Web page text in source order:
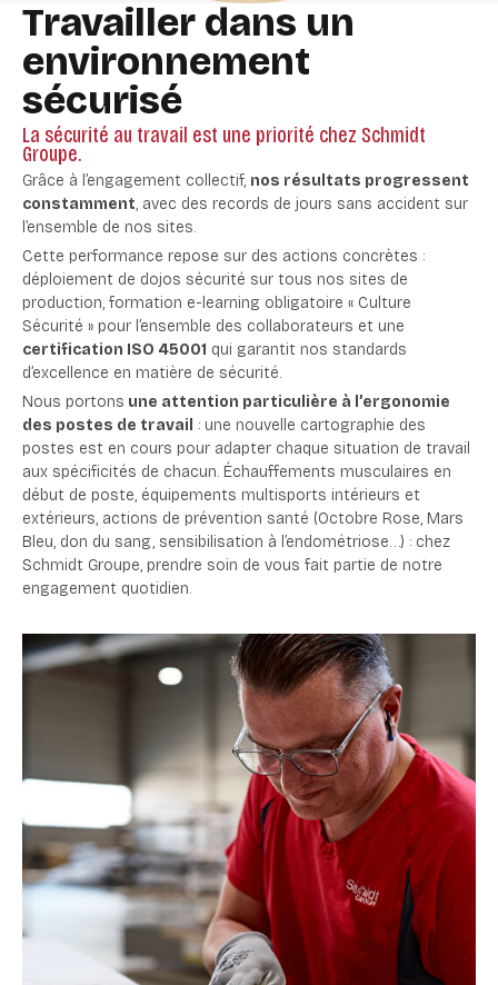
Travailler dans un
environnement
sécurisé
La sécurité au travail est une priorité chez Schmidt
Groupe.
Grâce à l’engagement collectif, nos résultats progressent
constamment, avec des records de jours sans accident sur
l’ensemble de nos sites.
Cette performance repose sur des actions concrètes :
déploiement de dojos sécurité sur tous nos sites de
production, formation e-learning obligatoire « Culture
Sécurité » pour l’ensemble des collaborateurs et une
certification ISO 45001 qui garantit nos standards
d’excellence en matière de sécurité.
Nous portons une attention particulière à l’ergonomie
des postes de travail : une nouvelle cartographie des
postes est en cours pour adapter chaque situation de travail
aux spécificités de chacun. Échauffements musculaires en
début de poste, équipements multisports intérieurs et
extérieurs, actions de prévention santé (Octobre Rose, Mars
Bleu, don du sang, sensibilisation à l’endométriose…) : chez
Schmidt Groupe, prendre soin de vous fait partie de notre
engagement quotidien.